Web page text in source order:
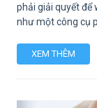
phải giải quyết để
như một công cụ
XEM THÊM